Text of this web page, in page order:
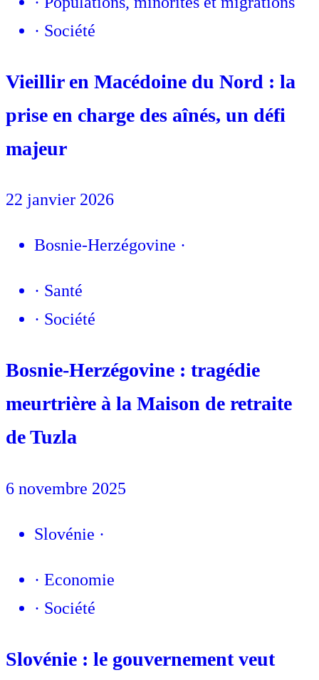
· Société
Vieillir en Macédoine du Nord : la
prise en charge des aînés, un défi
majeur
22 janvier 2026
Bosnie-Herzégovine ·
· Santé
· Société
Bosnie-Herzégovine : tragédie
meurtrière à la Maison de retraite
de Tuzla
6 novembre 2025
Slovénie ·
· Economie
· Société
Slovénie : le gouvernement veut